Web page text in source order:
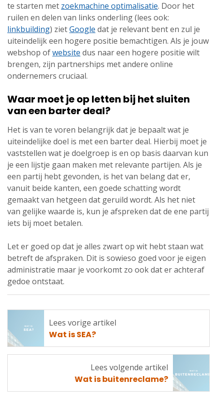
te starten met zoekmachine optimalisatie. Door het
ruilen en delen van links onderling (lees ook:
linkbuilding) zietGoogle dat je relevant bent en zul je
uiteindelijk een hogere positie bemachtigen. Als je jouw
webshop ofwebsite dus naar een hogere positie wilt
brengen, zijn partnerships met andere online
ondernemers cruciaal.
Waar moet je op letten bij het sluiten
van een barter deal?
Het is van te voren belangrijk dat je bepaalt wat je
uiteindelijke doel is met een barter deal. Hierbij moet je
vaststellen wat je doelgroep is en op basis daarvan kun
je een lijstje gaan maken met relevante partijen. Als je
een partij hebt gevonden, is het van belang dat er,
vanuit beide kanten, een goede schatting wordt
gemaakt van hetgeen dat geruild wordt. Als het niet
van gelijke waarde is, kun je afspreken dat de ene partij
iets bij moet betalen.
Let er goed op dat je alles zwart op wit hebt staan wat
betreft de afspraken. Dit is sowieso goed voor je eigen
administratie maar je voorkomt zo ook dat er achteraf
gedoe ontstaat.
Lees vorige artikel
Lees
vorige
artikel
Wat is SEA?
Lees volgende artikel
Lees
volgende
Wat is buitenreclame?